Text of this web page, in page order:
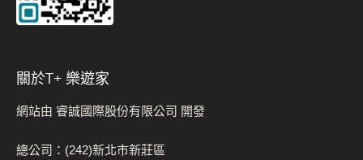
關於t+ 樂遊家
網站由 睿誠國際股份有限公司 開發
總公司：(242)新北市新莊區